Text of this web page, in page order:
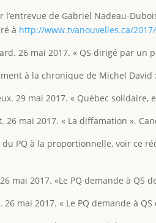
l’entrevue de Gabriel Nadeau-
à http://www.tvanouvelles.ca/
26 mai 2017. « QS dirigé par un
à la chronique de Michel
29 mai 2017. « Québec solidaire,
26 mai 2017. « La diffamation ».
PQ à la proportionnelle, voir ce
mai 2017. «Le PQ demande à
26 mai 2017. « Le PQ demande à